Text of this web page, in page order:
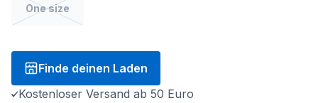
One size
Finde deinen Laden
Kostenloser Versand ab 50 Euro